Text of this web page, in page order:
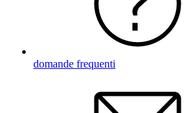
domande frequenti